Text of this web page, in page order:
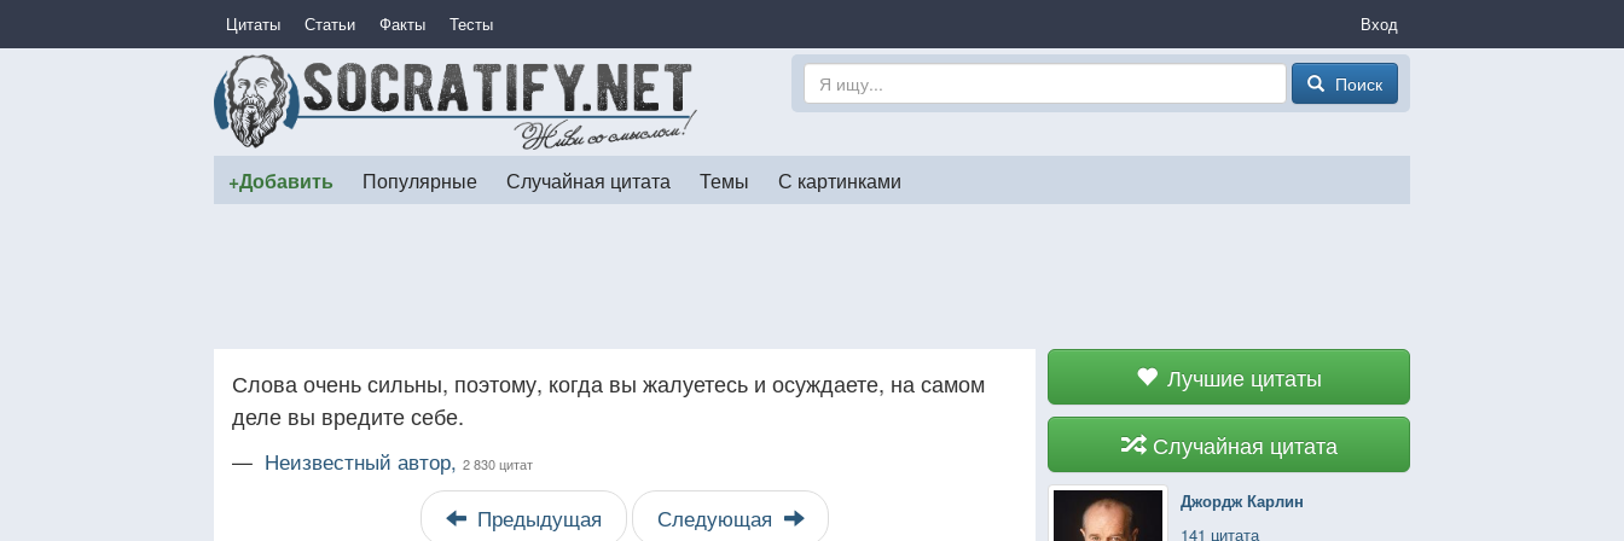
Цитаты Статьи Факты Тесты Вход
Поиск
+Добавить Популярные Случайная цитата Темы С картинками
Лучшие цитаты
Случайная цитата
Джордж Карлин
141 цитата
Слова очень сильны, поэтому, когда вы жалуетесь и осуждаете, на самом
деле вы вредите себе.
— Неизвестный автор, 2 830 цитат
Предыдущая Следующая